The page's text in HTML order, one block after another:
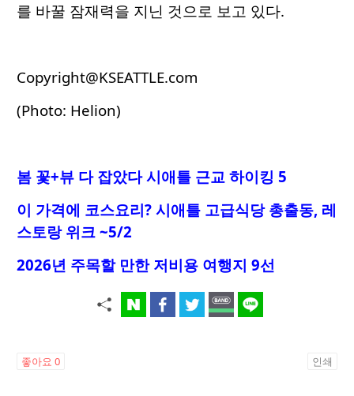
를 바꿀 잠재력을 지닌 것으로 보고 있다.
Copyright@KSEATTLE.com
(Photo: Helion)
봄 꽃+뷰 다 잡았다 시애틀 근교 하이킹 5
이 가격에 코스요리? 시애틀 고급식당 총출동, 레
스토랑 위크 ~5/2
2026년 주목할 만한 저비용 여행지 9선
좋아요 0 인쇄